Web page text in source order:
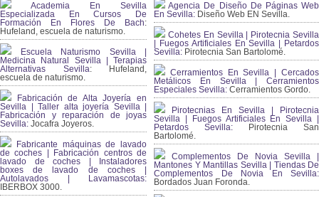
Academia En Sevilla
Especializada En Cursos De
Formación En Flores De Bach:
Hufeland, escuela de naturismo.
Escuela Naturismo Sevilla |
Medicina Natural Sevilla | Terapias
Alternativas Sevilla: Hufeland,
escuela de naturismo.
Fabricación de Alta Joyería en
Sevilla | Taller alta joyería Sevilla |
Fabricación y reparación de joyas
Sevilla: Jocafra Joyeros.
Fabricante máquinas de lavado
de coches | Fabricación centros de
lavado de coches | Instaladores
boxes de lavado de coches |
Autolavados | Lavamascotas:
IBERBOX 3000.
Agencia De Diseño De Páginas Web
En Sevilla: Diseño Web EN Sevilla.
Cohetes En Sevilla | Pirotecnia Sevilla
| Fuegos Artificiales En Sevilla | Petardos
Sevilla: Pirotecnia San Bartolomé.
Cerramientos En Sevilla | Cercados
Metálicos En Sevilla | Cerramientos
Especiales Sevilla: Cerramientos Gordo.
Pirotecnias En Sevilla | Pirotecnia
Sevilla | Fuegos Artificiales En Sevilla |
Petardos Sevilla: Pirotecnia San
Bartolomé.
Complementos De Novia Sevilla |
Mantones Y Mantillas Sevilla | Tiendas De
Complementos De Novia En Sevilla:
Bordados Juan Foronda.